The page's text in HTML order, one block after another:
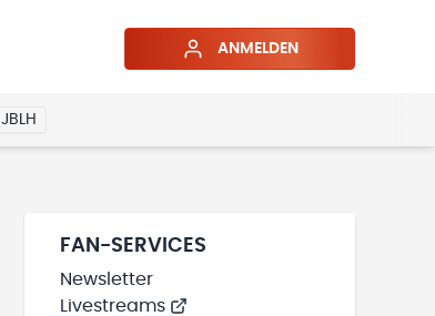
ANMELDEN
JBLH
FAN-SERVICES
Newsletter
Livestreams